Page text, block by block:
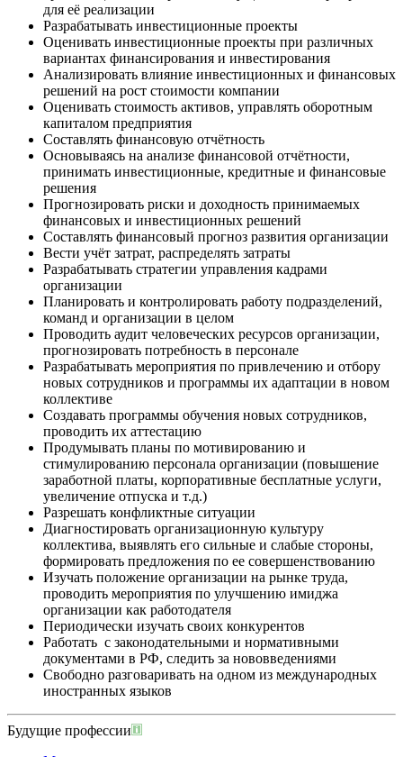
для её реализации
Разрабатывать инвестиционные проекты
Оценивать инвестиционные проекты при различных
вариантах финансирования и инвестирования
Анализировать влияние инвестиционных и финансовых
решений на рост стоимости компании
Оценивать стоимость активов, управлять оборотным
капиталом предприятия
Составлять финансовую отчётность
Основываясь на анализе финансовой отчётности,
принимать инвестиционные, кредитные и финансовые
решения
Прогнозировать риски и доходность принимаемых
финансовых и инвестиционных решений
Составлять финансовый прогноз развития организации
Вести учёт затрат, распределять затраты
Разрабатывать стратегии управления кадрами
организации
Планировать и контролировать работу подразделений,
команд и организации в целом
Проводить аудит человеческих ресурсов организации,
прогнозировать потребность в персонале
Разрабатывать мероприятия по привлечению и отбору
новых сотрудников и программы их адаптации в новом
коллективе
Создавать программы обучения новых сотрудников,
проводить их аттестацию
Продумывать планы по мотивированию и
стимулированию персонала организации (повышение
заработной платы, корпоративные бесплатные услуги,
увеличение отпуска и т.д.)
Разрешать конфликтные ситуации
Диагностировать организационную культуру
коллектива, выявлять его сильные и слабые стороны,
формировать предложения по ее совершенствованию
Изучать положение организации на рынке труда,
проводить мероприятия по улучшению имиджа
организации как работодателя
Периодически изучать своих конкурентов
Работать с законодательными и нормативными
документами в РФ, следить за нововведениями
Свободно разговаривать на одном из международных
иностранных языков
Будущие профессии